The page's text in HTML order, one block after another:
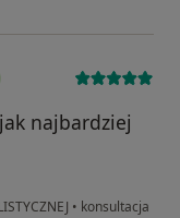
najbardziej
• konsultacja